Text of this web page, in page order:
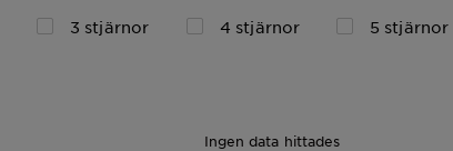
3 stjärnor 4 stjärnor 5 stjärnor
Ingen data hittades